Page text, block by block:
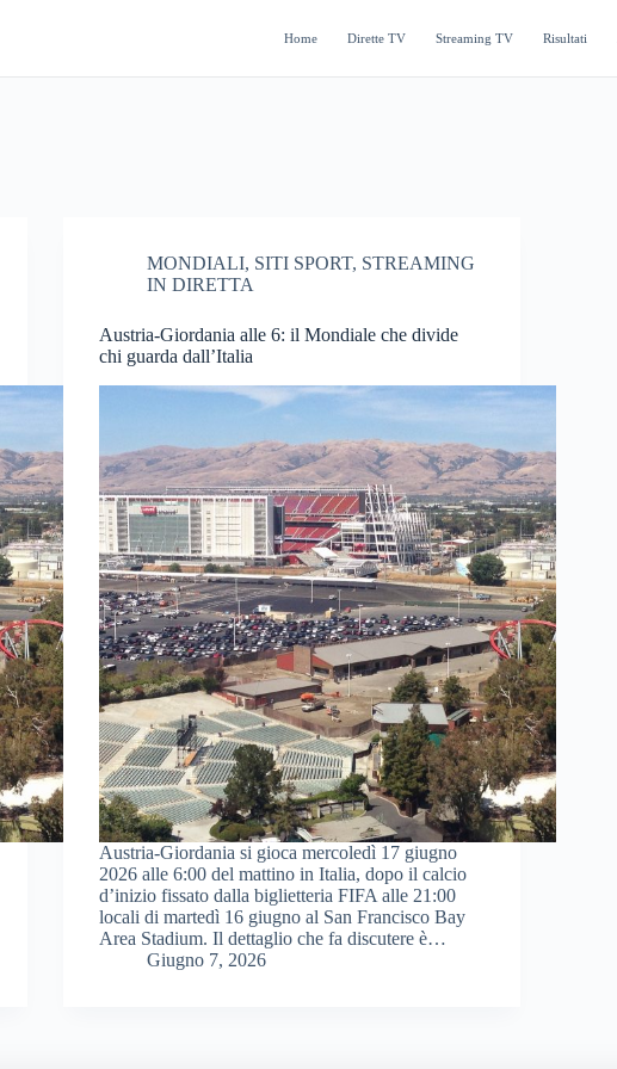
Home Dirette TV Streaming TV Risultati
MONDIALI, SITI SPORT, STREAMING
IN DIRETTA
Austria-Giordania alle 6: il Mondiale che divide
chi guarda dall’Italia
Austria-Giordania si gioca mercoledì 17 giugno
2026 alle 6:00 del mattino in Italia, dopo il calcio
d’inizio fissato dalla biglietteria FIFA alle 21:00
locali di martedì 16 giugno al San Francisco Bay
Area Stadium. Il dettaglio che fa discutere è…
Giugno 7, 2026